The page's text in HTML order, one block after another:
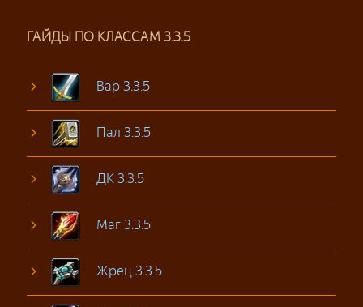
ГАЙДЫ ПО КЛАССАМ 3.3.5
Вар 3.3.5
Пал 3.3.5
ДК 3.3.5
Маг 3.3.5
Жрец 3.3.5